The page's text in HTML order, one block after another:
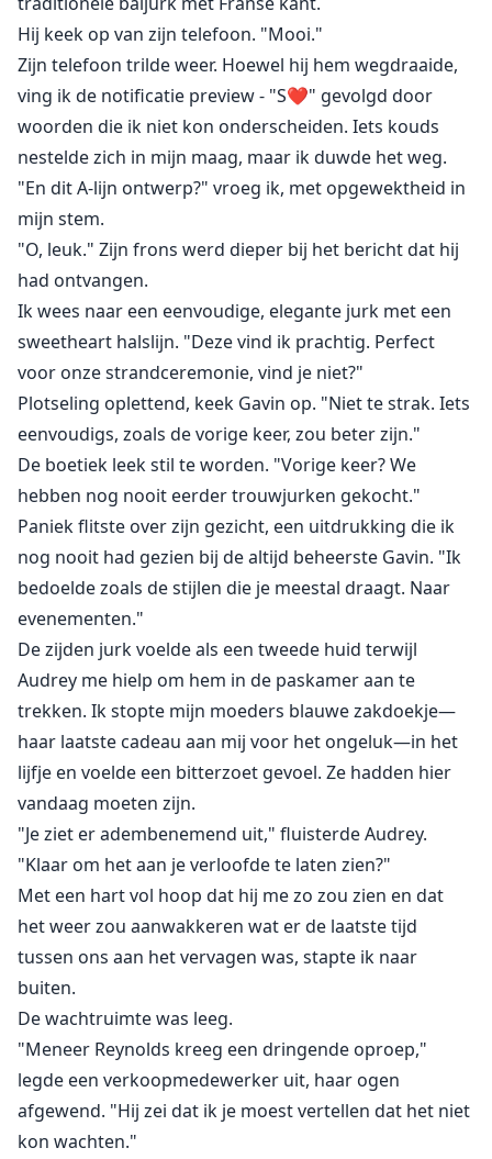
Hij keek op van zijn telefoon. "Mooi."
Zijn telefoon trilde weer. Hoewel hij hem wegdraaide,
ving ik de notificatie preview - "S❤️" gevolgd door
woorden die ik niet kon onderscheiden. Iets kouds
nestelde zich in mijn maag, maar ik duwde het weg.
"En dit A-lijn ontwerp?" vroeg ik, met opgewektheid in
mijn stem.
"O, leuk." Zijn frons werd dieper bij het bericht dat hij
had ontvangen.
Ik wees naar een eenvoudige, elegante jurk met een
sweetheart halslijn. "Deze vind ik prachtig. Perfect
voor onze strandceremonie, vind je niet?"
Plotseling oplettend, keek Gavin op. "Niet te strak. Iets
eenvoudigs, zoals de vorige keer, zou beter zijn."
De boetiek leek stil te worden. "Vorige keer? We
hebben nog nooit eerder trouwjurken gekocht."
Paniek flitste over zijn gezicht, een uitdrukking die ik
nog nooit had gezien bij de altijd beheerste Gavin. "Ik
bedoelde zoals de stijlen die je meestal draagt. Naar
evenementen."
De zijden jurk voelde als een tweede huid terwijl
Audrey me hielp om hem in de paskamer aan te
trekken. Ik stopte mijn moeders blauwe zakdoekje—
haar laatste cadeau aan mij voor het ongeluk—in het
lijfje en voelde een bitterzoet gevoel. Ze hadden hier
vandaag moeten zijn.
"Je ziet er adembenemend uit," fluisterde Audrey.
"Klaar om het aan je verloofde te laten zien?"
Met een hart vol hoop dat hij me zo zou zien en dat
het weer zou aanwakkeren wat er de laatste tijd
tussen ons aan het vervagen was, stapte ik naar
buiten.
De wachtruimte was leeg.
"Meneer Reynolds kreeg een dringende oproep,"
legde een verkoopmedewerker uit, haar ogen
afgewend. "Hij zei dat ik je moest vertellen dat het niet
kon wachten."